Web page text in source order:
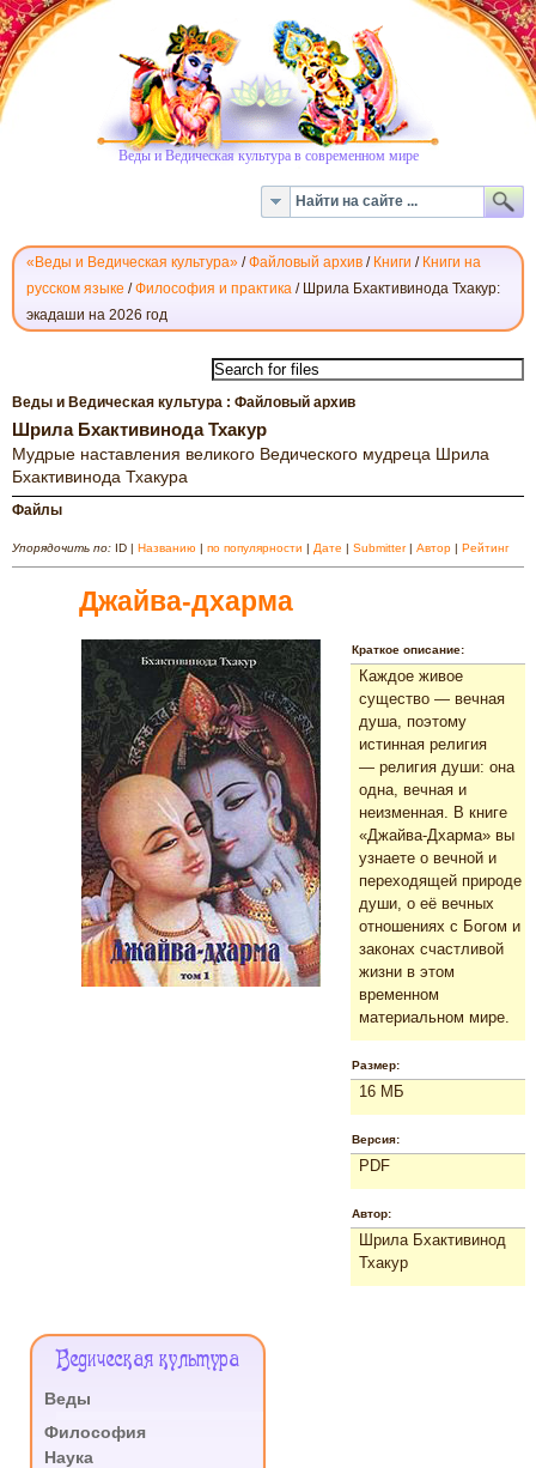
Веды и Ведическая культура в современном мире
«Веды и Ведическая культура» /Файловый архив / Книги / Книги на
русском языке /Философия и практика / Шрила Бхактивинода Тхакур:
экадаши на 2026 год
ШРИЛЫ
БХАКТИВИНОДА
ТХАКУРА
Веды и Ведическая культура : Файловый архив
Шрила Бхактивинода Тхакур
Мудрые наставления великого Ведического мудреца Шрила
Бхактивинода Тхакура
Файлы
Упорядочить по: ID | Названию | по популярности | Дате | Submitter| Автор | Рейтинг
Джайва-дхарма
Краткое описание:
Каждое живое
существо — вечная
душа, поэтому
истинная религия
— религия души: она
одна, вечная и
неизменная. В книге
«Джайва-Дхарма» вы
узнаете о вечной и
переходящей природе
души, о её вечных
отношениях с Богом и
законах счастливой
жизни в этом
временном
материальном мире.
Размер:
16 МБ
Версия:
PDF
Автор:
Шрила Бхактивинод
Тхакур
Меню
Ведическая культура
Веды
Философия
Наука